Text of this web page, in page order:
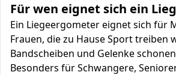
Für wen eignet sich ein
Ein Liegeergometer eignet sich für
Frauen, die zu Hause Sport treiben
Bandscheiben und Gelenke
Besonders für Schwangere,